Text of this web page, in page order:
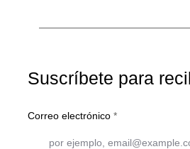
Suscríbete para
Correo electrónico